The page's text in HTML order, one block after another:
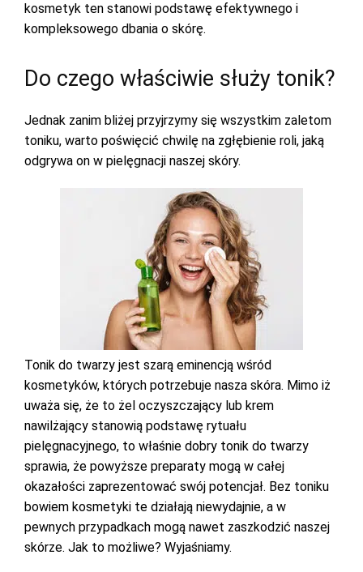
kosmetyk ten stanowi podstawę efektywnego i
kompleksowego dbania o skórę.
Do czego właściwie służy tonik?
Jednak zanim bliżej przyjrzymy się wszystkim zaletom
toniku, warto poświęcić chwilę na zgłębienie roli, jaką
odgrywa on w pielęgnacji naszej skóry.
Tonik do twarzy jest szarą eminencją wśród
kosmetyków, których potrzebuje nasza skóra. Mimo iż
uważa się, że to żel oczyszczający lub krem
nawilżający stanowią podstawę rytuału
pielęgnacyjnego, to właśnie dobry tonik do twarzy
sprawia, że powyższe preparaty mogą w całej
okazałości zaprezentować swój potencjał. Bez toniku
bowiem kosmetyki te działają niewydajnie, a w
pewnych przypadkach mogą nawet zaszkodzić naszej
skórze. Jak to możliwe? Wyjaśniamy.